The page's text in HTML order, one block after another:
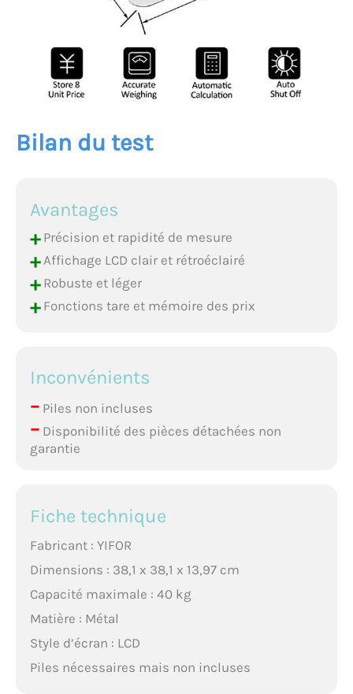
Bilan du test
Avantages
+Précision et rapidité de mesure
+Affichage LCD clair et rétroéclairé
+Robuste et léger
+Fonctions tare et mémoire des prix
Inconvénients
–Piles non incluses
–Disponibilité des pièces détachées non
garantie
Fiche technique
Fabricant : YIFOR
Dimensions : 38,1 x 38,1 x 13,97 cm
Capacité maximale : 40 kg
Matière : Métal
Style d’écran : LCD
Piles nécessaires mais non incluses